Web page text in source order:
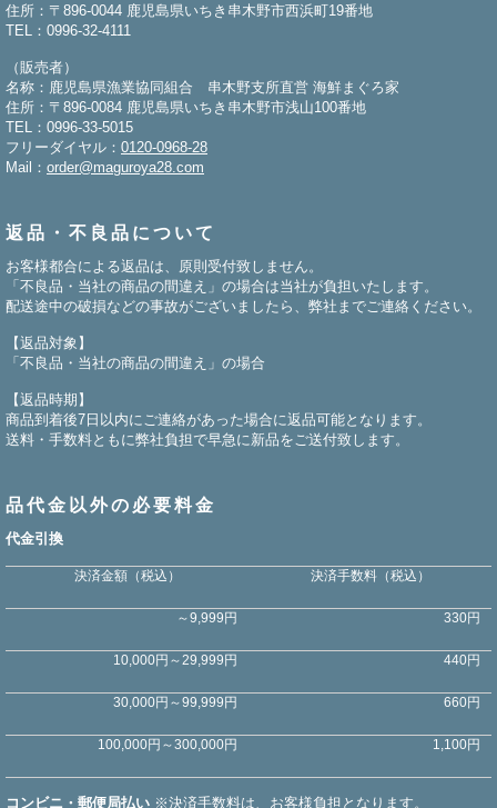
住所：〒896-0044 鹿児島県いちき串木野市西浜町19番地
TEL：0996-32-4111
（販売者）
名称：鹿児島県漁業協同組合 串木野支所直営 海鮮まぐろ家
住所：〒896-0084 鹿児島県いちき串木野市浅山100番地
TEL：0996-33-5015
フリーダイヤル： 0120-0968-28
Mail： order@maguroya28.com
返品・不良品について
お客様都合による返品は、原則受付致しません。
「不良品・当社の商品の間違え」の場合は当社が負担いたします。
配送途中の破損などの事故がございましたら、弊社までご連絡ください。
【返品対象】
「不良品・当社の商品の間違え」の場合
【返品時期】
商品到着後7日以内にご連絡があった場合に返品可能となります。
送料・手数料ともに弊社負担で早急に新品をご送付致します。
品代金以外の必要料金
代金引換
決済金額（税込） 決済手数料（税込）
～9,999円 330円
10,000円～29,999円 440円
30,000円～99,999円 660円
100,000円～300,000円 1,100円
コンビニ・郵便局払い ※決済手数料は、お客様負担となります。